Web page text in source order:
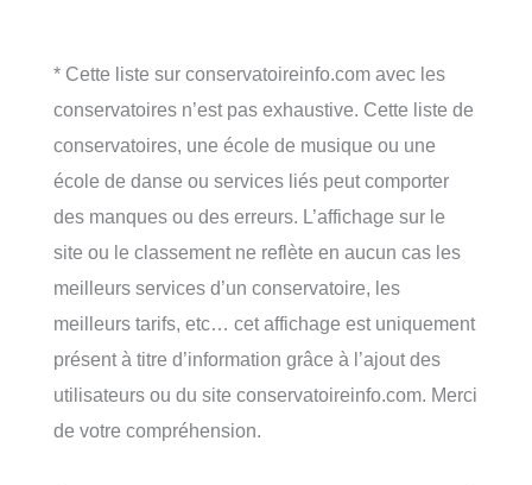
* Cette liste sur conservatoireinfo.com avec les
conservatoires n’est pas exhaustive. Cette liste de
conservatoires, une école de musique ou une
école de danse ou services liés peut comporter
des manques ou des erreurs. L’affichage sur le
site ou le classement ne reflète en aucun cas les
meilleurs services d’un conservatoire, les
meilleurs tarifs, etc… cet affichage est uniquement
présent à titre d’information grâce à l’ajout des
utilisateurs ou du site conservatoireinfo.com. Merci
de votre compréhension.